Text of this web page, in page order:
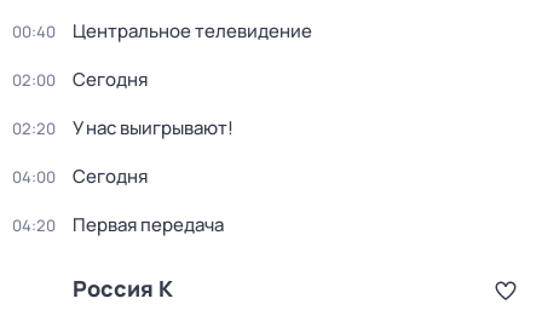
00:40 Центральное телевидение
02:00 Сегодня
02:20 У нас выигрывают!
04:00 Сегодня
04:20 Первая передача
Россия К